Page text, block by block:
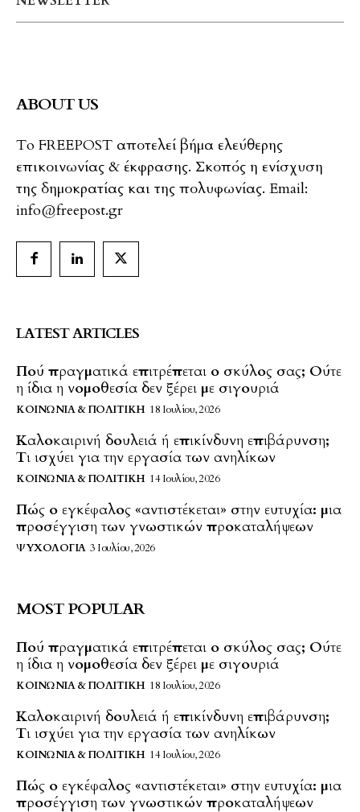
ABOUT US
To FREEPOST αποτελεί βήμα ελεύθερης
επικοινωνίας & έκφρασης. Σκοπός η ενίσχυση
της δημοκρατίας και της πολυφωνίας. Email:
info@freepost.gr
LATEST ARTICLES
Πού πραγματικά επιτρέπεται ο σκύλος σας; Ούτε
η ίδια η νομοθεσία δεν ξέρει με σιγουριά
ΚΟΙΝΩΝΊΑ & ΠΟΛΙΤΙΚΉ 18 Ιουλίου, 2026
Καλοκαιρινή δουλειά ή επικίνδυνη επιβάρυνση;
Τι ισχύει για την εργασία των ανηλίκων
ΚΟΙΝΩΝΊΑ & ΠΟΛΙΤΙΚΉ 14 Ιουλίου, 2026
Πώς ο εγκέφαλος «αντιστέκεται» στην ευτυχία: μια
προσέγγιση των γνωστικών προκαταλήψεων
ΨΥΧΟΛΟΓΊΑ 3 Ιουλίου, 2026
MOST POPULAR
Πού πραγματικά επιτρέπεται ο σκύλος σας; Ούτε
η ίδια η νομοθεσία δεν ξέρει με σιγουριά
ΚΟΙΝΩΝΊΑ & ΠΟΛΙΤΙΚΉ 18 Ιουλίου, 2026
Καλοκαιρινή δουλειά ή επικίνδυνη επιβάρυνση;
Τι ισχύει για την εργασία των ανηλίκων
ΚΟΙΝΩΝΊΑ & ΠΟΛΙΤΙΚΉ 14 Ιουλίου, 2026
Πώς ο εγκέφαλος «αντιστέκεται» στην ευτυχία: μια
προσέγγιση των γνωστικών προκαταλήψεων